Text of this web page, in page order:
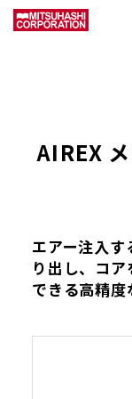
AIREX
エアー注入
り出し、コ
できる高精度